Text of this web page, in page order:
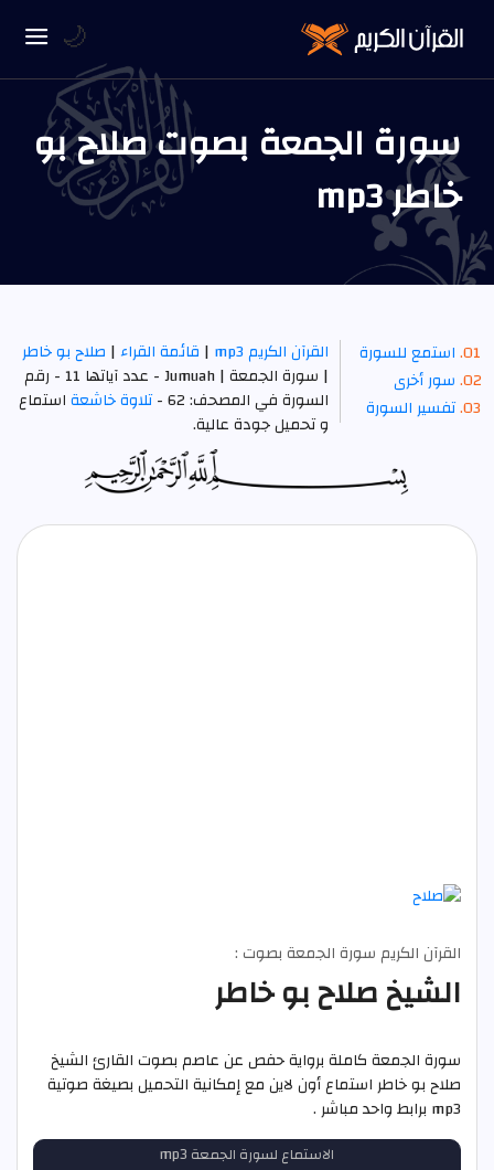
سورة الجمعة بصوت صلاح بو
خاطر mp3
استمع للسورة
سور أخرى
تفسير السورة
القرآن الكريم mp3 | قائمة القراء| صلاح بو خاطر
| سورة الجمعة | Jumuah - عدد آياتها 11 - رقم
السورة في المصحف: 62 -
تلاوة خاشعةاستماع
و تحميل جودة عالية.
القرآن الكريم سورة الجمعة بصوت :
الشيخ صلاح بو خاطر
سورة الجمعة كاملة برواية حفص عن عاصم بصوت القارئ الشيخ
صلاح بو خاطر استماع أون لاين مع إمكانية التحميل بصيغة صوتية
mp3 برابط واحد مباشر .
الاستماع لسورة الجمعة mp3
🌙